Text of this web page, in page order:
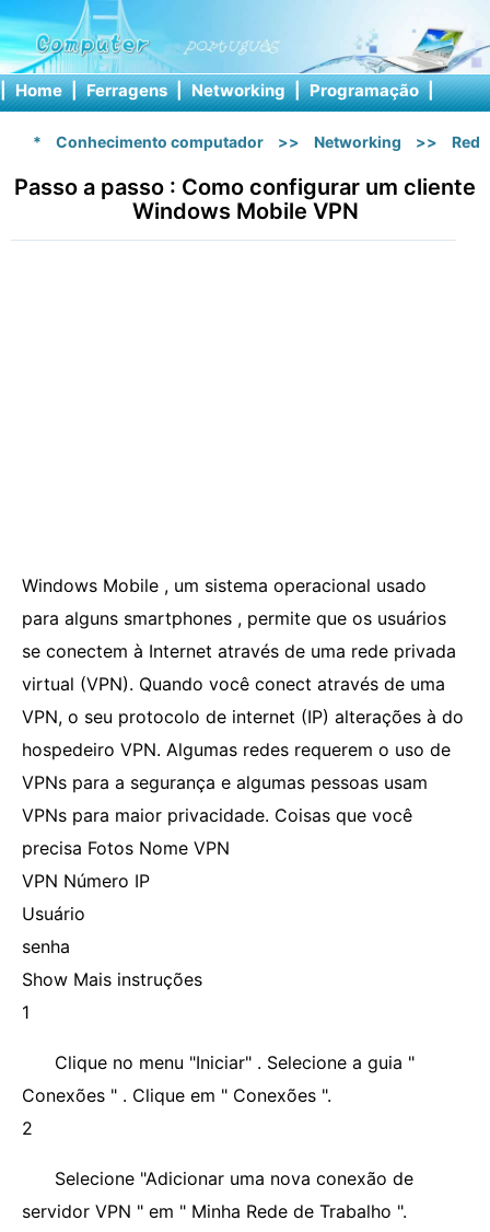
| Home | Ferragens | Networking | Programação |
* Conhecimento computador >> Networking >>
Passo a passo : Como configurar um cliente
Windows Mobile VPN
Windows Mobile , um sistema operacional usado
para alguns smartphones , permite que os usuários
se conectem à Internet através de uma rede privada
virtual (VPN). Quando você conect através de uma
VPN, o seu protocolo de internet (IP) alterações à do
hospedeiro VPN. Algumas redes requerem o uso de
VPNs para a segurança e algumas pessoas usam
VPNs para maior privacidade. Coisas que você
precisa Fotos Nome VPN
VPN Número IP
Usuário
senha
Show Mais instruções
1
Clique no menu "Iniciar" . Selecione a guia "
Conexões " . Clique em " Conexões ".
2
Selecione "Adicionar uma nova conexão de
servidor VPN " em " Minha Rede de Trabalho ".